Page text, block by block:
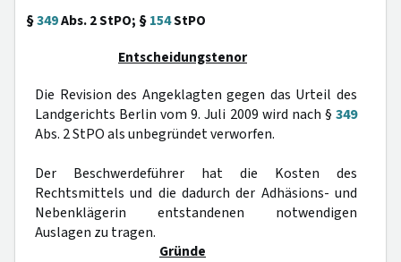
§349Abs. 2 StPO; §154StPO
Entscheidungstenor
Die Revision des Angeklagten gegen das Urteil des
Landgerichts Berlin vom 9. Juli 2009 wird nach § 349
Abs. 2 StPO als unbegründet verworfen.
Der Beschwerdeführer hat die Kosten des
Rechtsmittels und die dadurch der Adhäsions- und
Nebenklägerin entstandenen notwendigen
Auslagen zu tragen.
Gründe